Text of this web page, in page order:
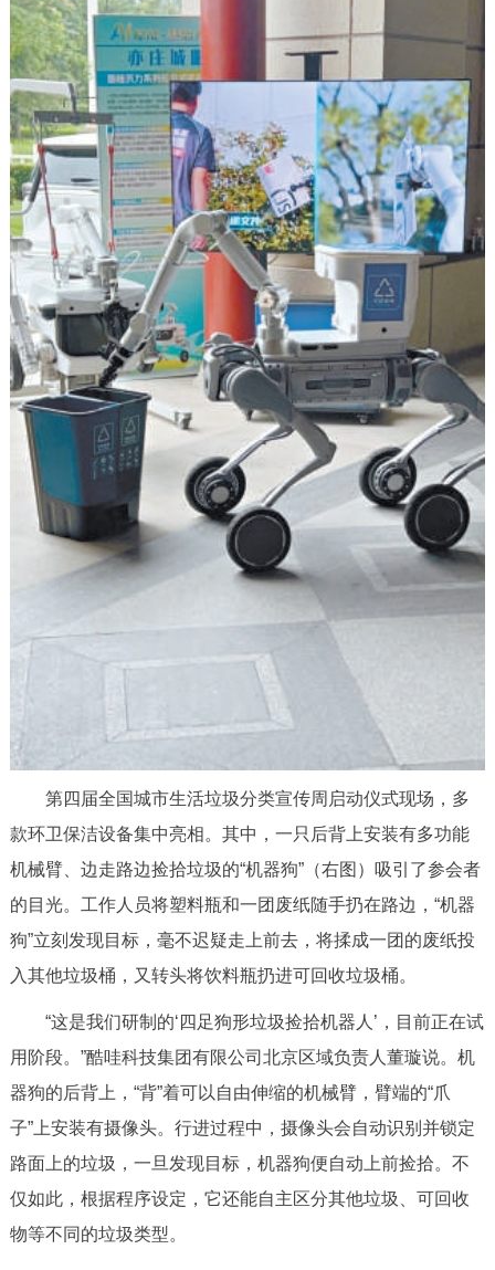
第四届全国城市生活垃圾分类宣传周启动仪式现场，多
款环卫保洁设备集中亮相。其中，一只后背上安装有多功能
机械臂、边走路边捡拾垃圾的“机器狗”（右图）吸引了参会者
的目光。工作人员将塑料瓶和一团废纸随手扔在路边，“机器
狗”立刻发现目标，毫不迟疑走上前去，将揉成一团的废纸投
入其他垃圾桶，又转头将饮料瓶扔进可回收垃圾桶。
“这是我们研制的‘四足狗形垃圾捡拾机器人’，目前正在试
用阶段。”酷哇科技集团有限公司北京区域负责人董璇说。机
器狗的后背上，“背”着可以自由伸缩的机械臂，臂端的“爪
子”上安装有摄像头。行进过程中，摄像头会自动识别并锁定
路面上的垃圾，一旦发现目标，机器狗便自动上前捡拾。不
仅如此，根据程序设定，它还能自主区分其他垃圾、可回收
物等不同的垃圾类型。